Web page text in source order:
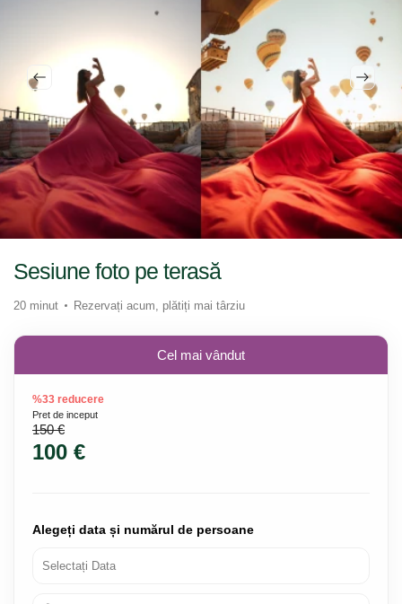
Sesiune foto pe terasă
20 minut Rezervați acum, plătiți mai târziu
Cel mai vândut
%33 reducere
Pret de inceput
150 €
100 €
Alegeți data și numărul de persoane
Selectați Data